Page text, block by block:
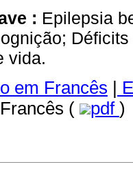
: Epilepsia
vida.
em Francês |
Francês ( pdf )